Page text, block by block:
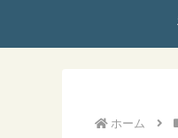
ホーム